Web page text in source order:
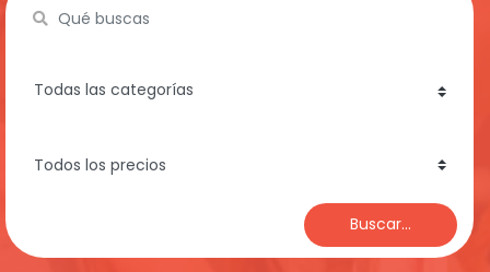
Name
category
price
Buscar...